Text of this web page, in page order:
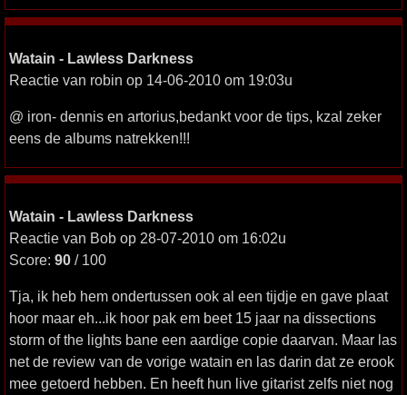
Watain - Lawless Darkness
Reactie van robin op 14-06-2010 om 19:03u
@ iron- dennis en artorius,bedankt voor de tips, kzal zeker
eens de albums natrekken!!!
Watain - Lawless Darkness
Reactie van Bob op 28-07-2010 om 16:02u
Score: 90 / 100
Tja, ik heb hem ondertussen ook al een tijdje en gave plaat
hoor maar eh...ik hoor pak em beet 15 jaar na dissections
storm of the lights bane een aardige copie daarvan. Maar las
net de review van de vorige watain en las darin dat ze erook
mee getoerd hebben. En heeft hun live gitarist zelfs niet nog